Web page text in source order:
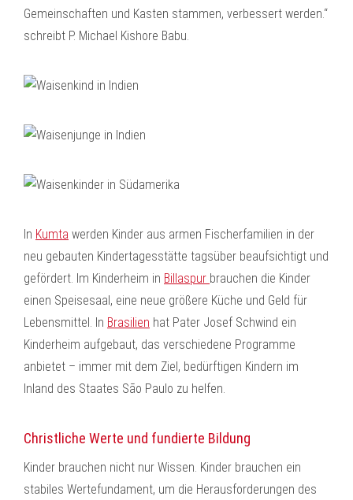
Gemeinschaften und Kasten stammen, verbessert werden.“
schreibt P. Michael Kishore Babu.
In Kumta werden Kinder aus armen Fischerfamilien in der
neu gebauten Kindertagesstätte tagsüber beaufsichtigt und
gefördert. Im Kinderheim in Billaspur brauchen die Kinder
einen Speisesaal, eine neue größere Küche und Geld für
Lebensmittel. In Brasilien hat Pater Josef Schwind ein
Kinderheim aufgebaut, das verschiedene Programme
anbietet – immer mit dem Ziel, bedürftigen Kindern im
Inland des Staates São Paulo zu helfen.
Christliche Werte und fundierte Bildung
Kinder brauchen nicht nur Wissen. Kinder brauchen ein
stabiles Wertefundament, um die Herausforderungen des